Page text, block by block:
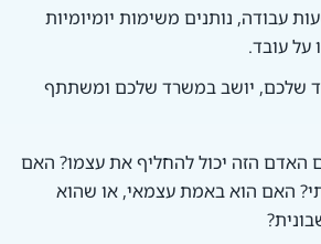
עבודה, נותנים משימות יומיומיות
על עובד.
שלכם, יושב במשרד שלכם ומשתתף
האדם הזה יכול להחליף את עצמו? האם
האם הוא באמת עצמאי, או שהוא